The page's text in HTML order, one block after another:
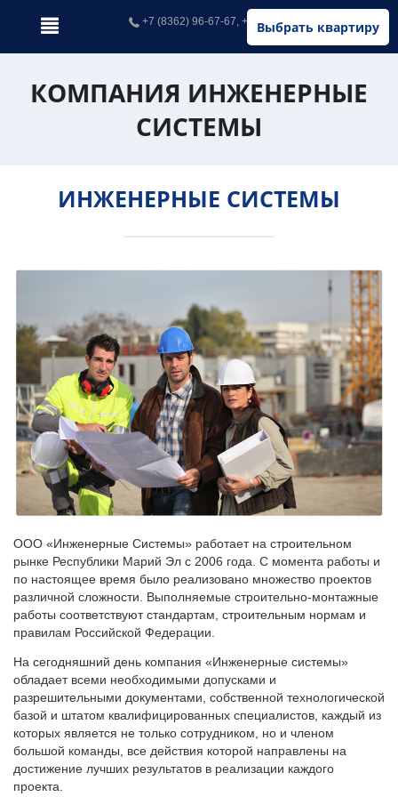
Выбрать квартиру
+7 (8362) 96-67-67, +7 (902) 326-67-67
КОМПАНИЯ ИНЖЕНЕРНЫЕ
СИСТЕМЫ
ИНЖЕНЕРНЫЕ СИСТЕМЫ
ООО «Инженерные Системы» работает на строительном
рынке Республики Марий Эл с 2006 года. С момента работы и
по настоящее время было реализовано множество проектов
различной сложности. Выполняемые строительно-монтажные
работы соответствуют стандартам, строительным нормам и
правилам Российской Федерации.
На сегодняшний день компания «Инженерные системы»
обладает всеми необходимыми допусками и
разрешительными документами, собственной технологической
базой и штатом квалифицированных специалистов, каждый из
которых является не только сотрудником, но и членом
большой команды, все действия которой направлены на
достижение лучших результатов в реализации каждого
проекта.